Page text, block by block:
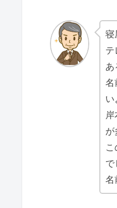
寝
テ
あ
名
い
が
で
名